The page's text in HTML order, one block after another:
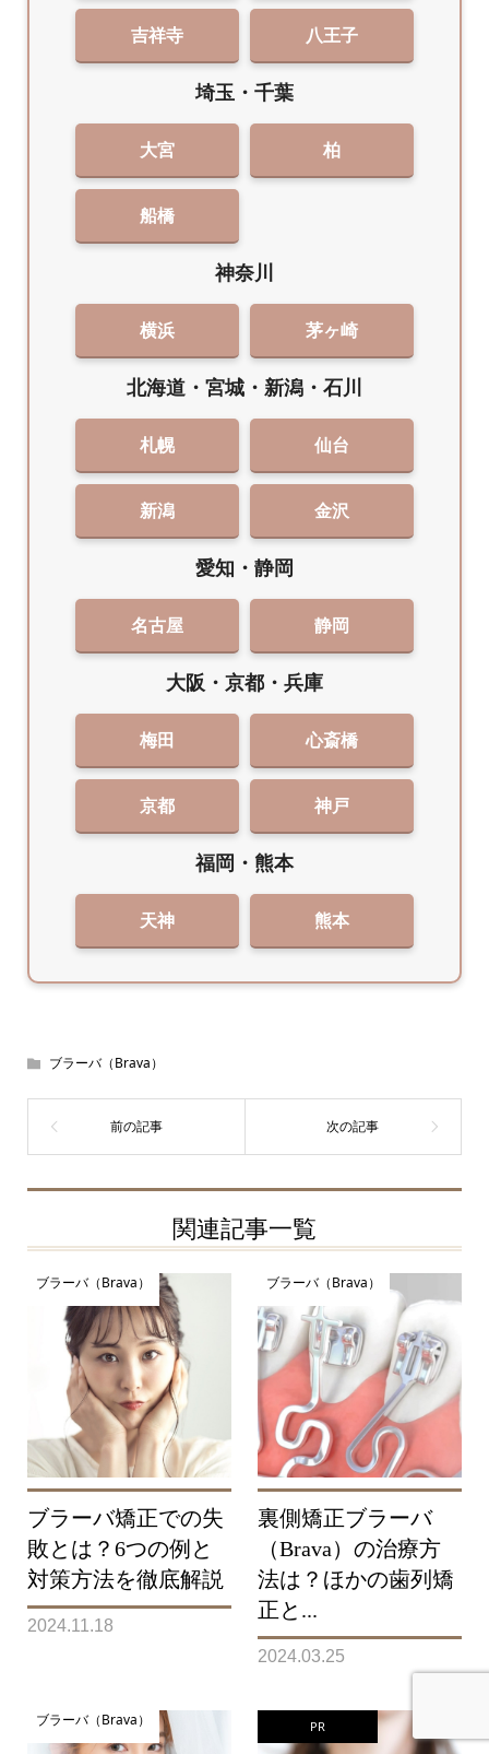
吉祥寺 八王子
埼玉・千葉
大宮 柏
船橋
神奈川
横浜 茅ヶ崎
北海道・宮城・新潟・石川
札幌 仙台
新潟 金沢
愛知・静岡
名古屋 静岡
大阪・京都・兵庫
梅田 心斎橋
京都 神戸
福岡・熊本
天神 熊本
ブラーバ（Brava）
関連記事一覧
ブラーバ（Brava）
ブラーバ矯正での失
敗とは？6つの例と
対策方法を徹底解説
2024.11.18
ブラーバ（Brava）
裏側矯正ブラーバ
（Brava）の治療方
法は？ほかの歯列矯
正と...
2024.03.25
ブラーバ（Brava） PR
審美ワイヤー矯正 キレイライン